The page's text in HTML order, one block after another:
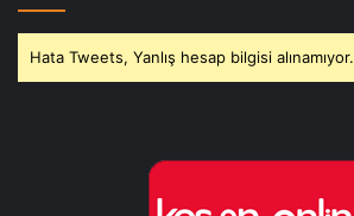
Hata Tweets, Yanlış hesap bilgisi alınamıyor.